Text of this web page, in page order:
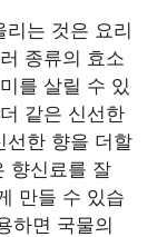
는 것은 요리
종류의 효소
를 살릴 수 있
같은 신선한
선한 향을 더할
향신료를 잘
만들 수 있습
하면 국물의